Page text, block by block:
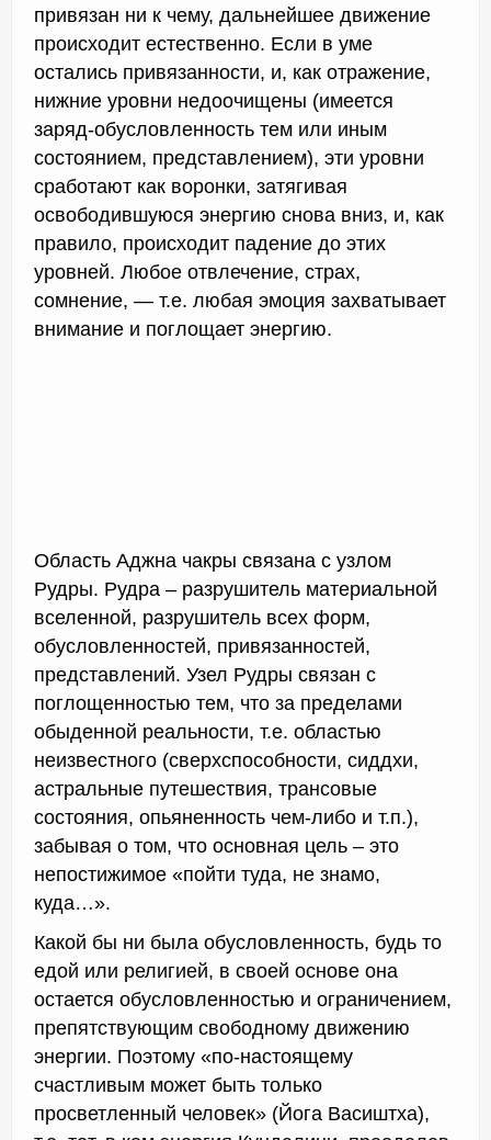
привязан ни к чему, дальнейшее движение
происходит естественно. Если в уме
остались привязанности, и, как отражение,
нижние уровни недоочищены (имеется
заряд-обусловленность тем или иным
состоянием, представлением), эти уровни
сработают как воронки, затягивая
освободившуюся энергию снова вниз, и, как
правило, происходит падение до этих
уровней. Любое отвлечение, страх,
сомнение, — т.е. любая эмоция захватывает
внимание и поглощает энергию.
Область Аджна чакры связана с узлом
Рудры. Рудра – разрушитель материальной
вселенной, разрушитель всех форм,
обусловленностей, привязанностей,
представлений. Узел Рудры связан с
поглощенностью тем, что за пределами
обыденной реальности, т.е. областью
неизвестного (сверхспособности, сиддхи,
астральные путешествия, трансовые
состояния, опьяненность чем-либо и т.п.),
забывая о том, что основная цель – это
непостижимое «пойти туда, не знамо,
куда…».
Какой бы ни была обусловленность, будь то
едой или религией, в своей основе она
остается обусловленностью и ограничением,
препятствующим свободному движению
энергии. Поэтому «по-настоящему
счастливым может быть только
просветленный человек» (Йога Васиштха),